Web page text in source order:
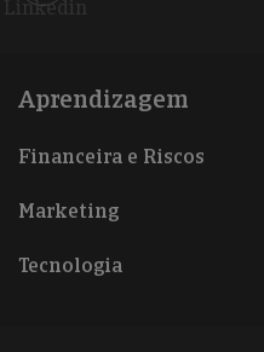
Linkedin
Aprendizagem
Financeira e Riscos
Marketing
Tecnologia